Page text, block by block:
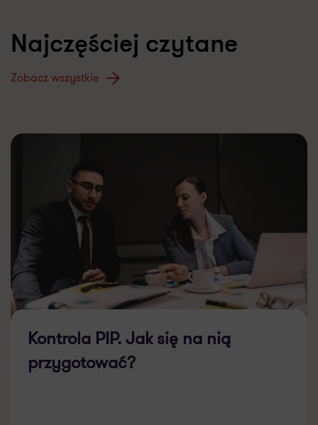
Najczęściej czytane
Zobacz wszystkie
Kontrola PIP. Jak się na nią
przygotować?